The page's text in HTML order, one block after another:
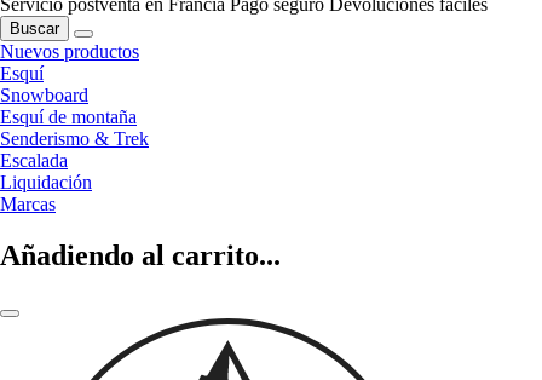
Buscar
Nuevos productos
Esquí
Snowboard
Esquí de montaña
Senderismo & Trek
Escalada
Liquidación
Marcas
Añadiendo al carrito...